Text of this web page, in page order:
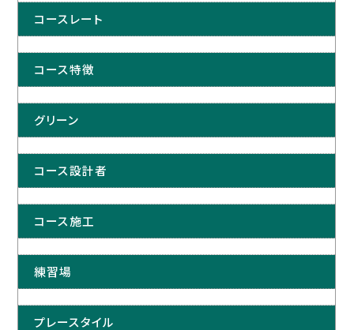
コースレート
コース特徴
グリーン
コース設計者
コース施工
練習場
プレースタイル